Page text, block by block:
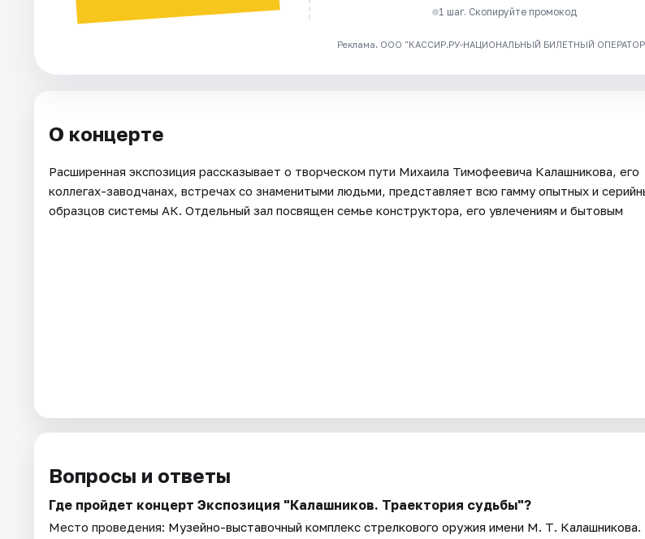
1 шаг. Скопируйте промокод
Реклама. ООО "КАССИР.РУ-НАЦИОНАЛЬНЫЙ БИЛЕТНЫЙ ОПЕРАТОР",
О концерте
Расширенная экспозиция рассказывает о творческом пути Михаила Тимофеевича Калашникова, его
коллегах-заводчанах, встречах со знаменитыми людьми, представляет всю гамму опытных и
образцов системы АК. Отдельный зал посвящен семье конструктора, его увлечениям и бытовым
Вопросы и ответы
Где пройдет концерт Экспозиция "Калашников. Траектория судьбы"?
Место проведения: Музейно-выставочный комплекс стрелкового оружия имени М. Т. Калашникова.